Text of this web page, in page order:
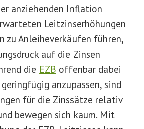
anziehenden Inflation
Leitzinserhöhungen
zu Anleiheverkäufen führen,
auf die Zinsen
die EZB offenbar dabei
anzupassen, sind
für die Zinssätze relativ
bewegen sich kaum. Mit